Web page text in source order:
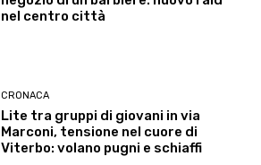
nel centro città
CRONACA
Lite tra gruppi di giovani in via
Marconi, tensione nel cuore di
Viterbo: volano pugni e schiaffi